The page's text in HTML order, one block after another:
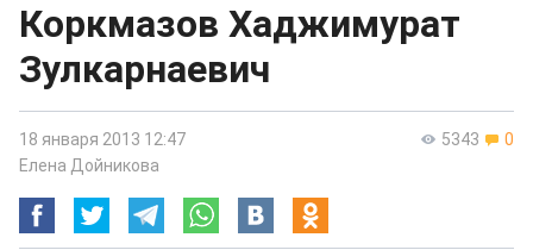
Коркмазов Хаджимурат
Зулкарнаевич
5343 0
18 января 2013 12:47
Елена Дойникова